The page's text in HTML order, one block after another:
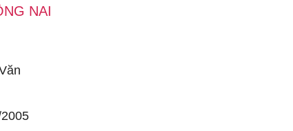
NAI